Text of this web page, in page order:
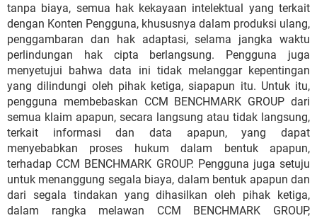
tanpa biaya, semua hak kekayaan intelektual yang terkait
dengan Konten Pengguna, khususnya dalam produksi ulang,
penggambaran dan hak adaptasi, selama jangka waktu
perlindungan hak cipta berlangsung. Pengguna juga
menyetujui bahwa data ini tidak melanggar kepentingan
yang dilindungi oleh pihak ketiga, siapapun itu. Untuk itu,
pengguna membebaskan CCM BENCHMARK GROUP dari
semua klaim apapun, secara langsung atau tidak langsung,
terkait informasi dan data apapun, yang dapat
menyebabkan proses hukum dalam bentuk apapun,
terhadap CCM BENCHMARK GROUP. Pengguna juga setuju
untuk menanggung segala biaya, dalam bentuk apapun dan
dari segala tindakan yang dihasilkan oleh pihak ketiga,
dalam rangka melawan CCM BENCHMARK GROUP,